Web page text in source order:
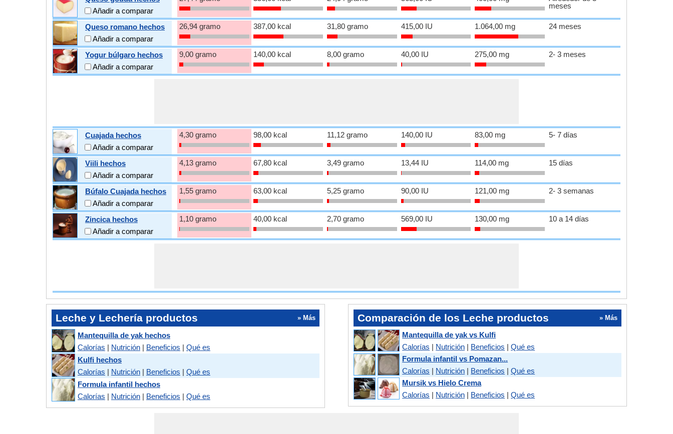
Añadir a comparar
meses
Queso romano hechos
Añadir a comparar
26,94 gramo 387,00 kcal 31,80 gramo 415,00 IU 1.064,00 mg 24 meses
Yogur búlgaro hechos
Añadir a comparar
9,00 gramo 140,00 kcal 8,00 gramo 40,00 IU 275,00 mg 2- 3 meses
Cuajada hechos
Añadir a comparar
4,30 gramo 98,00 kcal 11,12 gramo 140,00 IU 83,00 mg 5- 7 días
Viili hechos
Añadir a comparar
4,13 gramo 67,80 kcal 3,49 gramo 13,44 IU 114,00 mg 15 días
Búfalo Cuajada hechos
Añadir a comparar
1,55 gramo 63,00 kcal 5,25 gramo 90,00 IU 121,00 mg 2- 3 semanas
Zincica hechos
Añadir a comparar
1,10 gramo 40,00 kcal 2,70 gramo 569,00 IU 130,00 mg 10 a 14 días
Leche y Lechería productos » Más
Mantequilla de yak hechos
Calorías | Nutrición | Beneficios | Qué es
Kulfi hechos
Calorías | Nutrición | Beneficios | Qué es
Formula infantil hechos
Calorías | Nutrición | Beneficios | Qué es
Comparación de los Leche productos » Más
Mantequilla de yak vs Kulfi
Calorías | Nutrición | Beneficios |Qué es
Formula infantil vs Pomazan...
Calorías | Nutrición | Beneficios |Qué es
Mursik vs Hielo Crema
Calorías | Nutrición | Beneficios |Qué es